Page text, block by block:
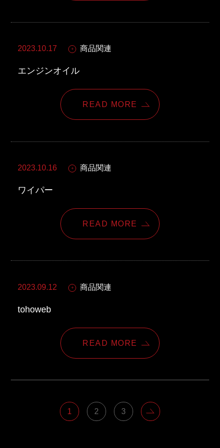
2023.10.17 商品関連
エンジンオイル
READ MORE
2023.10.16 商品関連
ワイパー
READ MORE
2023.09.12 商品関連
tohoweb
READ MORE
1 2 3